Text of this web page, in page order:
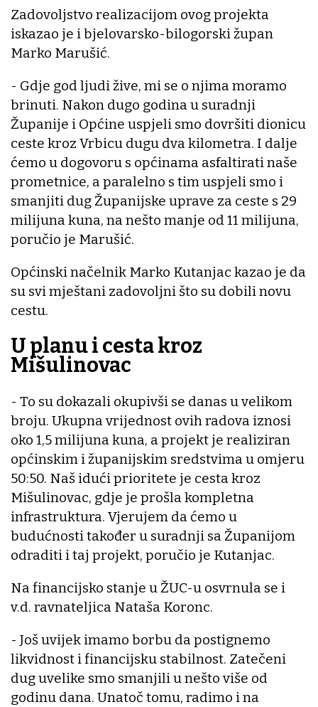
Zadovoljstvo realizacijom ovog projekta
iskazao je i bjelovarsko-bilogorski župan
Marko Marušić.
- Gdje god ljudi žive, mi se o njima moramo
brinuti. Nakon dugo godina u suradnji
Županije i Općine uspjeli smo dovršiti dionicu
ceste kroz Vrbicu dugu dva kilometra. I dalje
ćemo u dogovoru s općinama asfaltirati naše
prometnice, a paralelno s tim uspjeli smo i
smanjiti dug Županijske uprave za ceste s 29
milijuna kuna, na nešto manje od 11 milijuna,
poručio je Marušić.
Općinski načelnik Marko Kutanjac kazao je da
su svi mještani zadovoljni što su dobili novu
cestu.
U planu i cesta kroz
Mišulinovac
- To su dokazali okupivši se danas u velikom
broju. Ukupna vrijednost ovih radova iznosi
oko 1,5 milijuna kuna, a projekt je realiziran
općinskim i županijskim sredstvima u omjeru
50:50. Naš idući prioritete je cesta kroz
Mišulinovac, gdje je prošla kompletna
infrastruktura. Vjerujem da ćemo u
budućnosti također u suradnji sa Županijom
odraditi i taj projekt, poručio je Kutanjac.
Na financijsko stanje u ŽUC-u osvrnula se i
v.d. ravnateljica Nataša Koronc.
- Još uvijek imamo borbu da postignemo
likvidnost i financijsku stabilnost. Zatečeni
dug uvelike smo smanjili u nešto više od
godinu dana. Unatoč tomu, radimo i na